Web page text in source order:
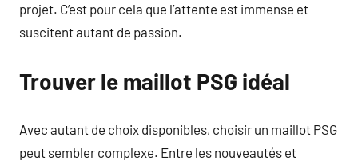
projet. C’est pour cela que l’attente est immense et
suscitent autant de passion.
Trouver le maillot PSG idéal
Avec autant de choix disponibles, choisir un maillot PSG
peut sembler complexe. Entre les nouveautés et